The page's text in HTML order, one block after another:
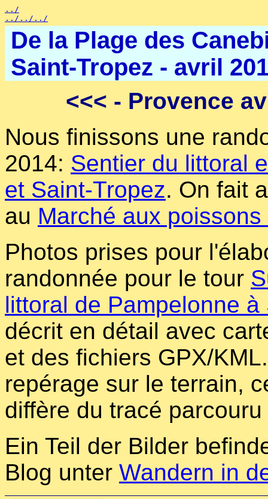
../
../../../
De la Plage des
Saint-Tropez - avril
<<< - Provence
Nous finissons une
2014: Sentier du littoral
et Saint-Tropez. On fait
au Marché aux
Photos prises pour
randonnée pour le tour
littoral de Pampelonne à
décrit en détail avec
et des fichiers GPX/
repérage sur le terrain,
diffère du tracé
Ein Teil der Bilder
Blog unter Wandern in